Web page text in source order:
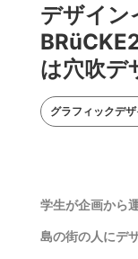
デザイン
は穴吹デ
グラフィックデ
学生が企画から
島の街の人にデ